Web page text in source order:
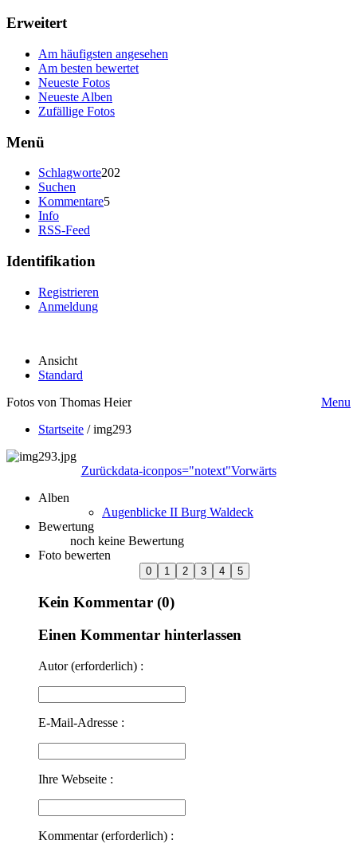
Erweitert
Am häufigsten angesehen
Am besten bewertet
Neueste Fotos
Neueste Alben
Zufällige Fotos
Menü
Schlagworte202
Suchen
Kommentare5
Info
RSS-Feed
Identifikation
Registrieren
Anmeldung
Ansicht
Standard
Fotos von Thomas Heier
Menu
Startseite /img293
Zurückdata-iconpos="notext"Vorwärts
Alben
Augenblicke II Burg Waldeck
Bewertung
noch keine Bewertung
Foto bewerten
Kein Kommentar (0)
Einen Kommentar hinterlassen
Autor (erforderlich) :
E-Mail-Adresse :
Ihre Webseite :
Kommentar (erforderlich) :